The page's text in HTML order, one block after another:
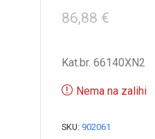
86,88 €
Kat.br. 66140XN2
Nema na zalihi
SKU: 902061